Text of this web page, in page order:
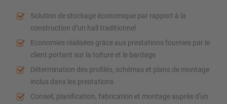
Solution de stockage économique par rapport à la
construction d’un hall traditionnel
Economies réalisées grâce aux prestations fournies par le
client portant sur la toiture et le bardage
Détermination des profilés, schémas et plans de montage
inclus dans les prestations
Conseil, planification, fabrication et montage auprès d'un